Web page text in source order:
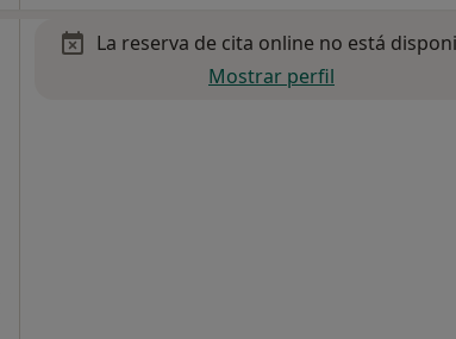
La reserva de cita online no está
Mostrar perfil